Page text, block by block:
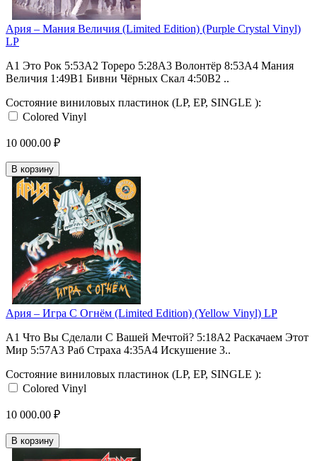
Ария – Мания Величия (Limited Edition) (Purple Crystal Vinyl)
LP
A1 Это Рок 5:53A2 Тореро 5:28A3 Волонтёр 8:53A4 Мания
Величия 1:49B1 Бивни Чёрных Скал 4:50B2 ..
Состояние виниловых пластинок (LP, EP, SINGLE ):
Colored Vinyl
10 000.00 ₽
В корзину
Ария – Игра С Огнём (Limited Edition) (Yellow Vinyl) LP
А1 Что Вы Сделали С Вашей Мечтой? 5:18А2 Раскачаем Этот
Мир 5:57А3 Раб Страха 4:35А4 Искушение 3..
Состояние виниловых пластинок (LP, EP, SINGLE ):
Colored Vinyl
10 000.00 ₽
В корзину